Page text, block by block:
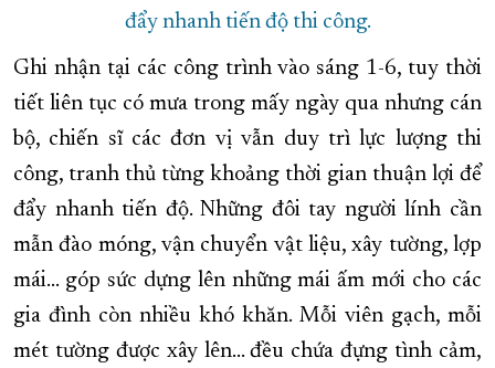
đẩy nhanh tiến độ thi công.
Ghi nhận tại các công trình vào sáng 1-6, tuy thời
tiết liên tục có mưa trong mấy ngày qua nhưng cán
bộ, chiến sĩ các đơn vị vẫn duy trì lực lượng thi
công, tranh thủ từng khoảng thời gian thuận lợi để
đẩy nhanh tiến độ. Những đôi tay người lính cần
mẫn đào móng, vận chuyển vật liệu, xây tường, lợp
mái… góp sức dựng lên những mái ấm mới cho các
gia đình còn nhiều khó khăn. Mỗi viên gạch, mỗi
mét tường được xây lên… đều chứa đựng tình cảm,